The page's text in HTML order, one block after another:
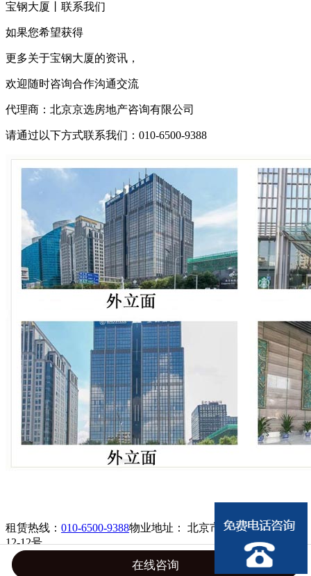
宝钢大厦 丨联系我们
如果您希望获得
更多关于宝钢大厦的资讯，
欢迎随时咨询合作沟通交流
代理商：北京京选房地产咨询有限公司
请通过以下方式联系我们：010-6500-9388
租赁热线： 010-6500-9388物业地址： 北京市建国门外大街丙
12-12号
© 2021 北京京选房地产咨询有限公司
京ICP备2021021746号-1
网站开发
在线咨询